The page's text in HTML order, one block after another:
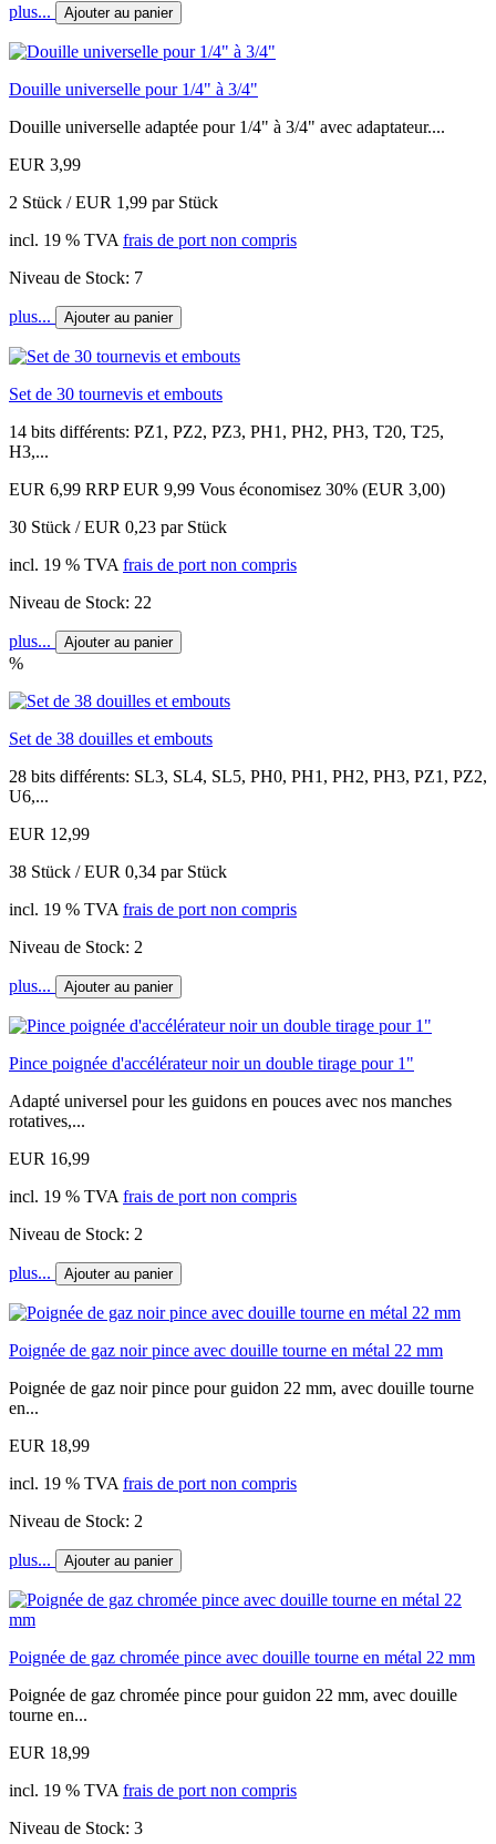
plus... Ajouter au panier
Douille universelle pour 1/4" à 3/4"
Douille universelle adaptée pour 1/4" à 3/4" avec adaptateur....
EUR 3,99
2 Stück / EUR 1,99 par Stück
incl. 19 % TVA frais de port non compris
Niveau de Stock: 7
plus... Ajouter au panier
Set de 30 tournevis et embouts
14 bits différents: PZ1, PZ2, PZ3, PH1, PH2, PH3, T20, T25,
H3,...
EUR 6,99 RRP EUR 9,99 Vous économisez 30% (EUR 3,00)
30 Stück / EUR 0,23 par Stück
incl. 19 % TVA frais de port non compris
Niveau de Stock: 22
plus... Ajouter au panier
%
Set de 38 douilles et embouts
28 bits différents: SL3, SL4, SL5, PH0, PH1, PH2, PH3, PZ1, PZ2,
U6,...
EUR 12,99
38 Stück / EUR 0,34 par Stück
incl. 19 % TVA frais de port non compris
Niveau de Stock: 2
plus... Ajouter au panier
Pince poignée d'accélérateur noir un double tirage pour 1"
Adapté universel pour les guidons en pouces avec nos manches
rotatives,...
EUR 16,99
incl. 19 % TVA frais de port non compris
Niveau de Stock: 2
plus... Ajouter au panier
Poignée de gaz noir pince avec douille tourne en métal 22 mm
Poignée de gaz noir pince pour guidon 22 mm, avec douille tourne
en...
EUR 18,99
incl. 19 % TVA frais de port non compris
Niveau de Stock: 2
plus... Ajouter au panier
Poignée de gaz chromée pince avec douille tourne en métal 22 mm
Poignée de gaz chromée pince pour guidon 22 mm, avec douille
tourne en...
EUR 18,99
incl. 19 % TVA frais de port non compris
Niveau de Stock: 3